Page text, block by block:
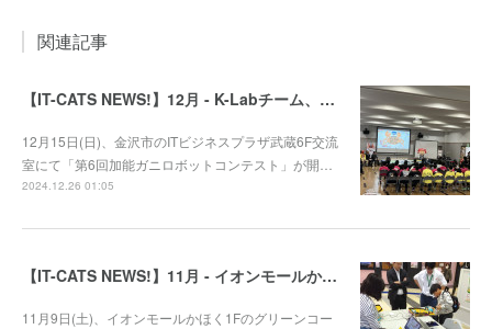
関連記事
【IT-CATS NEWS!】12月 - K-Labチーム、第6回加能ガニロボコンに参戦！
12月15日(日)、金沢市のITビジネスプラザ武蔵6F交流
室にて「第6回加能ガニロボットコンテスト」が開…
2024.12.26 01:05
【IT-CATS NEWS!】11月 - イオンモールかほくでプログラミング体験コーナーを開催！
11月9日(土)、イオンモールかほく1Fのグリーンコー